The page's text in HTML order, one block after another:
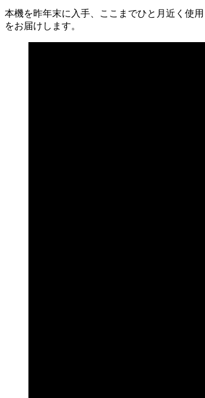
本機を昨年末に入手、ここまでひと月近く使
をお届けします。